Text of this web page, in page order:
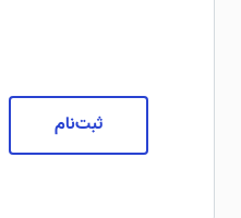
ثبت‌نام